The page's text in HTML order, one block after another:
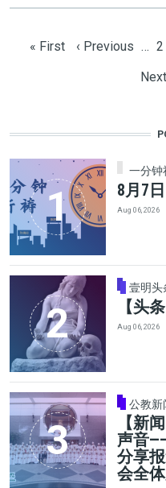
First page
« First Previous page
‹ Previous … 2
一分钟
8月7
Aug 06, 2026
壹明头
【头
Aug 06, 2026
公教新
【新
声音
分享
会全